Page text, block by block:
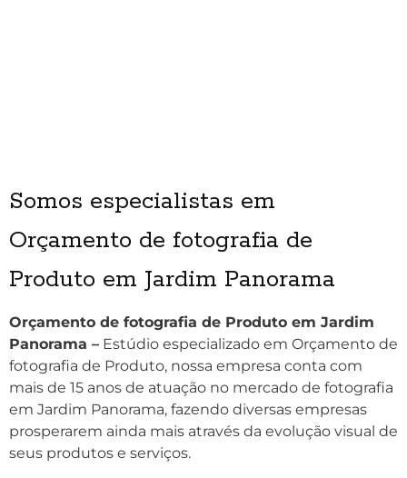
Somos especialistas em
Orçamento de fotografia de
Produto em Jardim Panorama
Orçamento de fotografia de Produto em Jardim
Panorama – Estúdio especializado em Orçamento de
fotografia de Produto, nossa empresa conta com
mais de 15 anos de atuação no mercado de fotografia
em Jardim Panorama, fazendo diversas empresas
prosperarem ainda mais através da evolução visual de
seus produtos e serviços.